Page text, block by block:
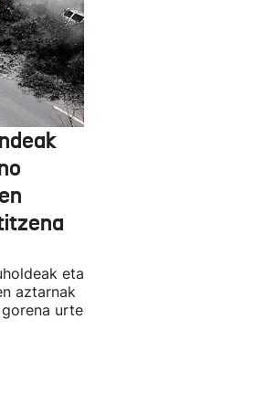
eta
aztarnak
urte